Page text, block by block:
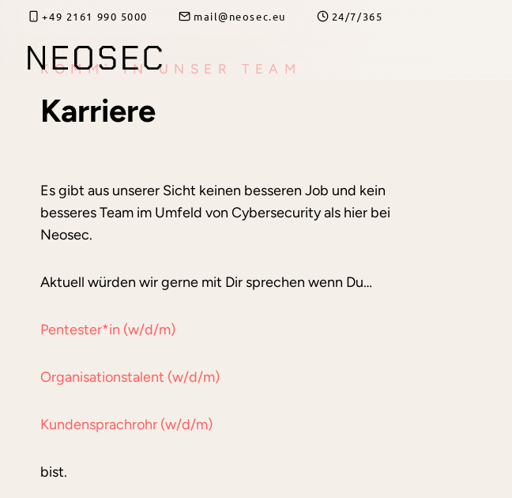
springen
+49 2161 990 5000 mail@neosec.eu 24/7/365
KOMM` IN UNSER TEAM
Karriere
Es gibt aus unserer Sicht keinen besseren Job und kein
besseres Team im Umfeld von Cybersecurity als hier bei
Neosec.
Aktuell würden wir gerne mit Dir sprechen wenn Du…
Pentester*in (w/d/m)
Organisationstalent (w/d/m)
Kundensprachrohr (w/d/m)
bist.